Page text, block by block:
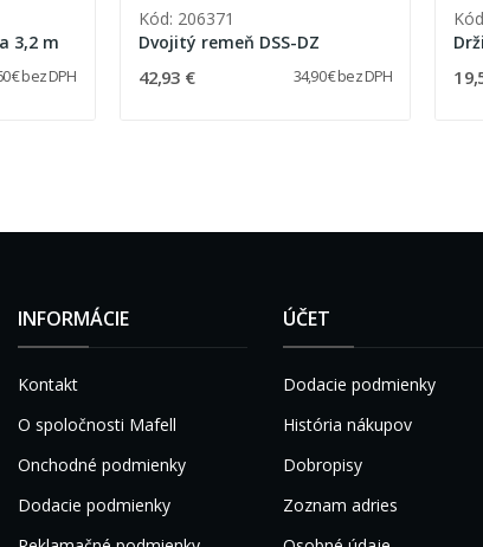
3,2 m
€ bez DPH
Kód: 206371
Dvojitý remeň DSS-DZ
42,93 € 34,90 € bez DPH
INFORMÁCIE
Kontakt
O spoločnosti Mafell
Onchodné podmienky
Dodacie podmienky
ÚČET
Dodacie podmienky
História nákupov
Dobropisy
Zoznam adries